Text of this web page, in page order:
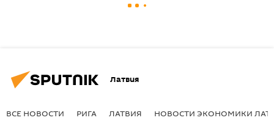
Латвия
ВСЕ НОВОСТИ РИГА ЛАТВИЯ НОВОСТИ ЭКОНОМИКИ